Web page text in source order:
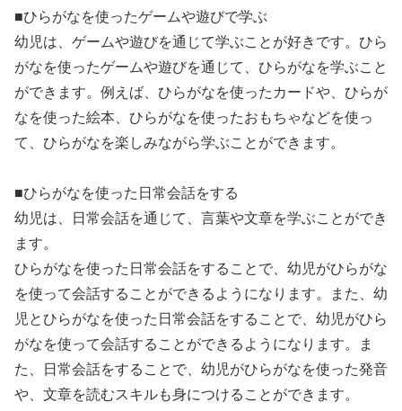
■ひらがなを使ったゲームや遊びで学ぶ
幼児は、ゲームや遊びを通じて学ぶことが好きです。ひら
がなを使ったゲームや遊びを通じて、ひらがなを学ぶこと
ができます。例えば、ひらがなを使ったカードや、ひらが
なを使った絵本、ひらがなを使ったおもちゃなどを使っ
て、ひらがなを楽しみながら学ぶことができます。
■ひらがなを使った日常会話をする
幼児は、日常会話を通じて、言葉や文章を学ぶことができ
ます。
ひらがなを使った日常会話をすることで、幼児がひらがな
を使って会話することができるようになります。また、幼
児とひらがなを使った日常会話をすることで、幼児がひら
がなを使って会話することができるようになります。ま
た、日常会話をすることで、幼児がひらがなを使った発音
や、文章を読むスキルも身につけることができます。